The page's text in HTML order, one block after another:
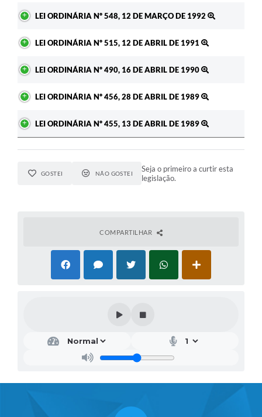
LEI ORDINÁRIA Nº 548, 12 DE MARÇO DE 1992
LEI ORDINÁRIA Nº 515, 12 DE ABRIL DE 1991
LEI ORDINÁRIA Nº 490, 16 DE ABRIL DE 1990
LEI ORDINÁRIA Nº 456, 28 DE ABRIL DE 1989
LEI ORDINÁRIA Nº 455, 13 DE ABRIL DE 1989
GOSTEI NÃO GOSTEI
Seja o primeiro a curtir esta
legislação.
COMPARTILHAR